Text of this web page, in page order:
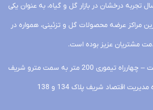
آمازون با ۲۰ سال تجربه درخشان در بازار گل و گیاه، به عنوان یکی
مراکز عرضه محصولات گل و تزئینی، همواره در
مشتریان عزیز بوده است.
: تهران – طرشت – چهارراه تیموری 200 متر به سمت مترو شریف
اقتصاد شریف پلاک 134 و 138